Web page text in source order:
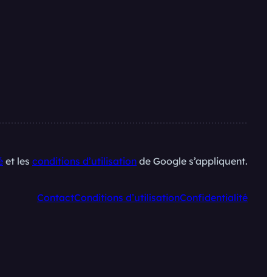
et les conditions d’utilisation de Google s’appliquent.
ContactConditions d’utilisationConfidentialité